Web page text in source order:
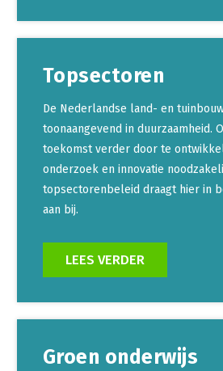
Topsectoren
De Nederlandse land- en
toonaangevend in duurzaamheid.
toekomst verder door te
onderzoek en innovatie
topsectorenbeleid draagt hier in
aan bij.
LEES VERDER
Groen onderwijs